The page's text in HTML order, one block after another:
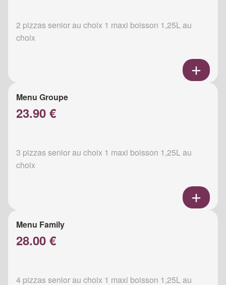
2 pizzas senior au choix 1 maxi boisson 1,25L au
choix
Menu Groupe
23.90 €
3 pizzas senior au choix 1 maxi boisson 1,25L au
choix
Menu Family
28.00 €
4 pizzas senior au choix 1 maxi boisson 1,25L au